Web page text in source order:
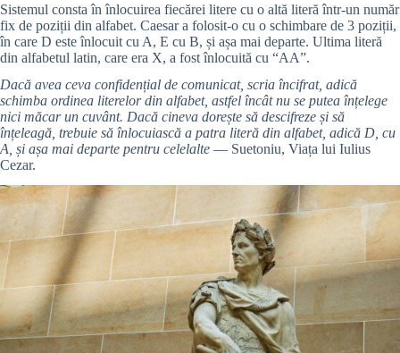
Sistemul consta în înlocuirea fiecărei litere cu o altă literă într-un număr
fix de poziții din alfabet. Caesar a folosit-o cu o schimbare de 3 poziții,
în care D este înlocuit cu A, E cu B, și așa mai departe. Ultima literă
din alfabetul latin, care era X, a fost înlocuită cu “AA”.
Dacă avea ceva confidențial de comunicat, scria încifrat, adică
schimba ordinea literelor din alfabet, astfel încât nu se putea înțelege
nici măcar un cuvânt. Dacă cineva dorește să descifreze și să
înțeleagă, trebuie să înlocuiască a patra literă din alfabet, adică D, cu
A, și așa mai departe pentru celelalte — Suetoniu, Viața lui Iulius
Cezar.